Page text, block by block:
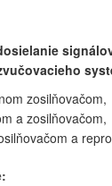
zosilňovačom,
a zosilňovačom,
a